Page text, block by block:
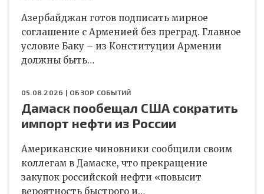
Азербайджан готов подписать мирное
соглашение с Арменией без преград. Главное
условие Баку – из Конституции Армении
должны быть…
05.08.2026 | ОБЗОР СОБЫТИЙ
Дамаск пообещал США сократить
импорт нефти из России
Американские чиновники сообщили своим
коллегам в Дамаске, что прекращение
закупок российской нефти «повысит
вероятность быстрого и…